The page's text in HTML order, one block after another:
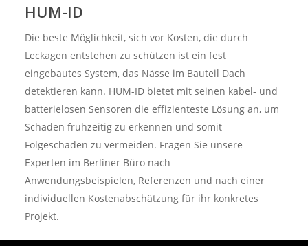
HUM-ID
Die beste Möglichkeit, sich vor Kosten, die durch
Leckagen entstehen zu schützen ist ein fest
eingebautes System, das Nässe im Bauteil Dach
detektieren kann. HUM-ID bietet mit seinen kabel- und
batterielosen Sensoren die effizienteste Lösung an, um
Schäden frühzeitig zu erkennen und somit
Folgeschäden zu vermeiden. Fragen Sie unsere
Experten im Berliner Büro nach
Anwendungsbeispielen, Referenzen und nach einer
individuellen Kostenabschätzung für ihr konkretes
Projekt.